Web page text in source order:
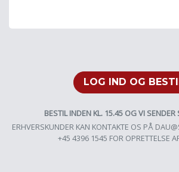
LOG IND OG
BESTIL INDEN KL. 15.45 OG VI
ERHVERSKUNDER KAN KONTAKTE OS PÅ
+45 4396 1545 FOR OPRETTELSE